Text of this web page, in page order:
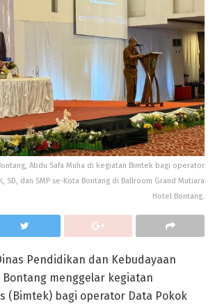
Abdu Safa Muha di kegiatan Bimtek bagi operator
SD, dan SMP se-Kota Bontang di Ballroom Grand Mutiara
Hotel Bontang.
Pendidikan dan Kebudayaan
menggelar kegiatan
(Bimtek) bagi operator Data Pokok